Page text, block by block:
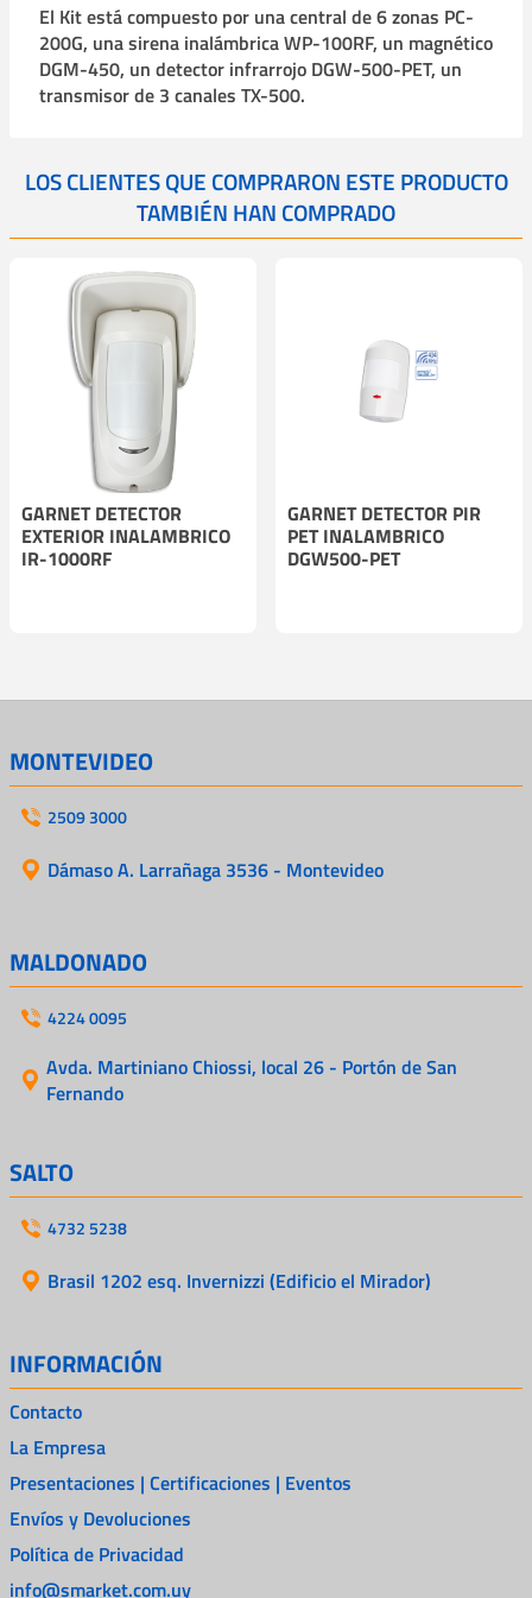
El Kit está compuesto por una central de 6 zonas PC-
200G, una sirena inalámbrica WP-100RF, un magnético
DGM-450, un detector infrarrojo DGW-500-PET, un
transmisor de 3 canales TX-500.
LOS CLIENTES QUE COMPRARON ESTE PRODUCTO
TAMBIÉN HAN COMPRADO
GARNET DETECTOR
EXTERIOR INALAMBRICO
IR-1000RF
GARNET DETECTOR PIR
PET INALAMBRICO
DGW500-PET
MONTEVIDEO
2509 3000
Dámaso A. Larrañaga 3536 - Montevideo
MALDONADO
4224 0095
Avda. Martiniano Chiossi, local 26 - Portón de San
Fernando
SALTO
4732 5238
Brasil 1202 esq. Invernizzi (Edificio el Mirador)
INFORMACIÓN
Contacto
La Empresa
Presentaciones | Certificaciones | Eventos
Envíos y Devoluciones
Política de Privacidad
info@smarket.com.uy